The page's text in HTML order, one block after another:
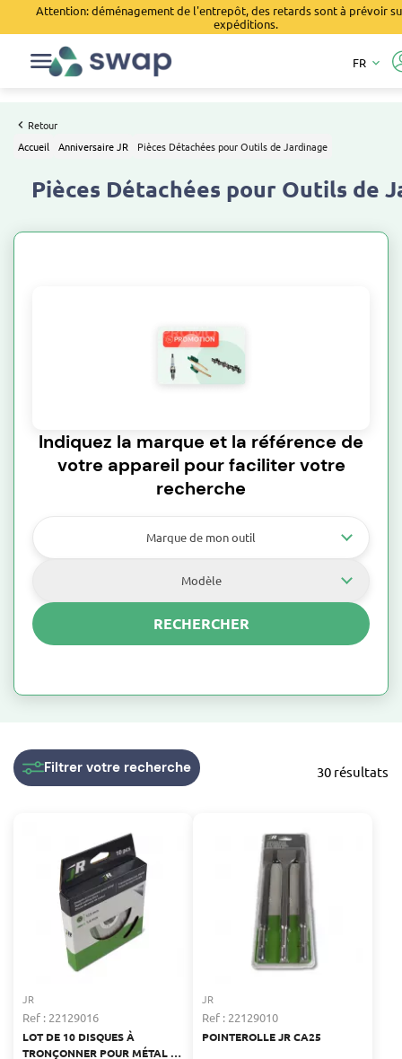
Attention: déménagement de l'entrepôt, des retards sont à prévoir
expéditions.
FR keyboard_arrow_down
Retour
Accueil
Anniversaire JR Pièces Détachées pour Outils de Jardinage
Pièces Détachées pour Outils de
Indiquez la marque et la référence de
votre appareil pour faciliter votre
recherche
Marque de mon outil
Modèle
RECHERCHER
30 résultats
Filtrer votre recherche
JR
Ref : 22129016
LOT DE 10 DISQUES À
TRONÇONNER POUR MÉTAL -
JR
Ref : 22129010
POINTEROLLE JR CA25